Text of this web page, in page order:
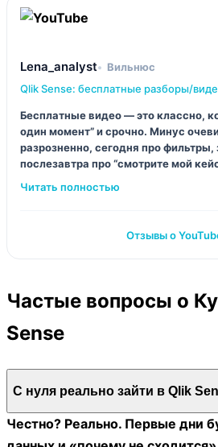
Lena_analyst
Вильнюс
Qlik Sense: бесплатные разборы/
Бесплатные видео — это классно,
один момент” и срочно. Минус
разрозненно, сегодня про фильтры,
послезавтра про “смотрите мой
— прям спасает, без пафоса и
шагов.
Отзывы о
Частые вопросы о
Sense
С нуля реально зайти в Qlik
Честно? Реально. Первые дни